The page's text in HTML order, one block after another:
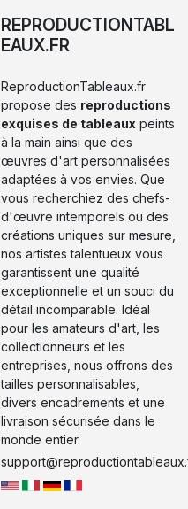
REPRODUCTIONTABL
EAUX.FR
ReproductionTableaux.fr
propose des reproductions
exquises de tableaux peints
à la main ainsi que des
œuvres d'art personnalisées
adaptées à vos envies. Que
vous recherchiez des chefs-
d'œuvre intemporels ou des
créations uniques sur mesure,
nos artistes talentueux vous
garantissent une qualité
exceptionnelle et un souci du
détail incomparable. Idéal
pour les amateurs d'art, les
collectionneurs et les
entreprises, nous offrons des
tailles personnalisables,
divers encadrements et une
livraison sécurisée dans le
monde entier.